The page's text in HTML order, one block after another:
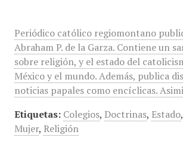
Periódico católico regiomontano
Abraham P. de la Garza. Contiene un
sobre religión, y el estado del
México y el mundo. Además, publica
noticias papales como encíclicas.
Etiquetas: Colegios, Doctrinas, Estado,
Mujer, Religión